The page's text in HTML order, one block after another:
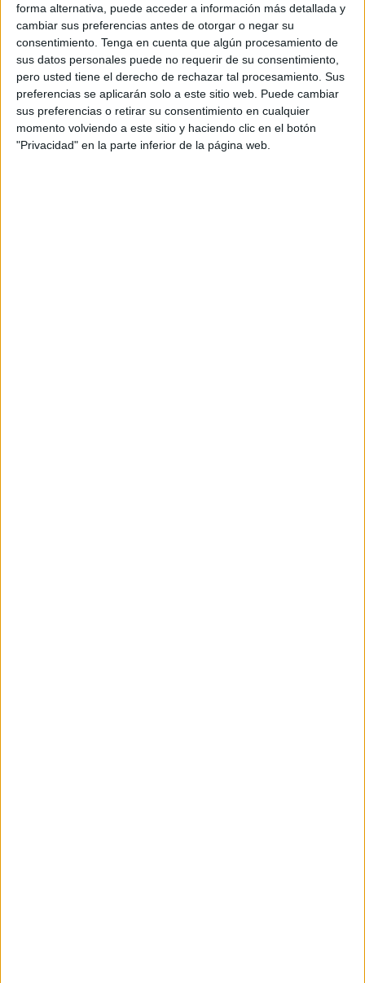
forma alternativa, puede acceder a información más detallada y
cambiar sus preferencias antes de otorgar o negar su
consentimiento. Tenga en cuenta que algún procesamiento de
sus datos personales puede no requerir de su consentimiento,
pero usted tiene el derecho de rechazar tal procesamiento. Sus
preferencias se aplicarán solo a este sitio web. Puede cambiar
sus preferencias o retirar su consentimiento en cualquier
momento volviendo a este sitio y haciendo clic en el botón
"Privacidad" en la parte inferior de la página web.
Las clases en los centros educativos de la ciudad
autónoma comenzarán el 7 de septiembre para
Infantil, Primaria, Educación Secundaria Obligatoria
(ESO ) y Bachillerato y las mismas finalizarán el 21 de
junio.
Formación Profesional (FP) volverá a las aulas el
martes 12 y acabar sus actividades lectivas el 20 de